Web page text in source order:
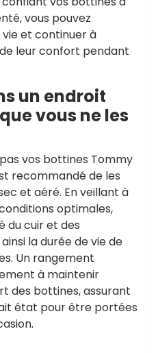
vous pouvez
et continuer à
leur confort pendant
un endroit
vous ne les
vos bottines Tommy
recommandé de les
et aéré. En veillant à
optimales,
du cuir et des
la durée de vie de
Un rangement
à maintenir
des bottines, assurant
état pour être portées